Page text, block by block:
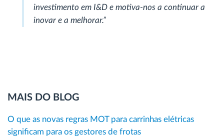
investimento em I&D e motiva-nos a continuar a
inovar e a melhorar.”
MAIS DO BLOG
O que as novas regras MOT para carrinhas elétricas
significam para os gestores de frotas